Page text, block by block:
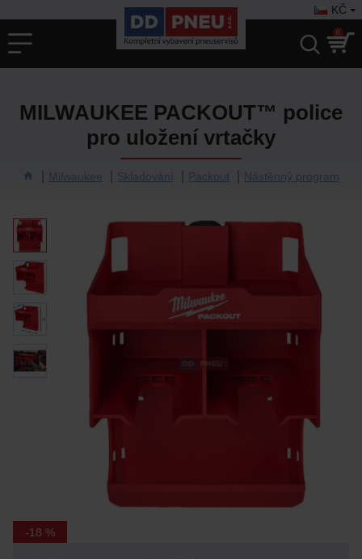
KČ
0
Milwaukee Skladování Packout Nástěnný program
MILWAUKEE PACKOUT™ police
pro uložení vrtačky
-18 %